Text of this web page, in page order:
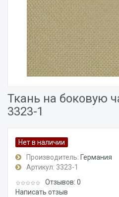
Ткань на боковую
3323-1
Нет в наличии
Производитель: Германия
Артикул: 3323-1
Отзывов: 0
Написать отзыв